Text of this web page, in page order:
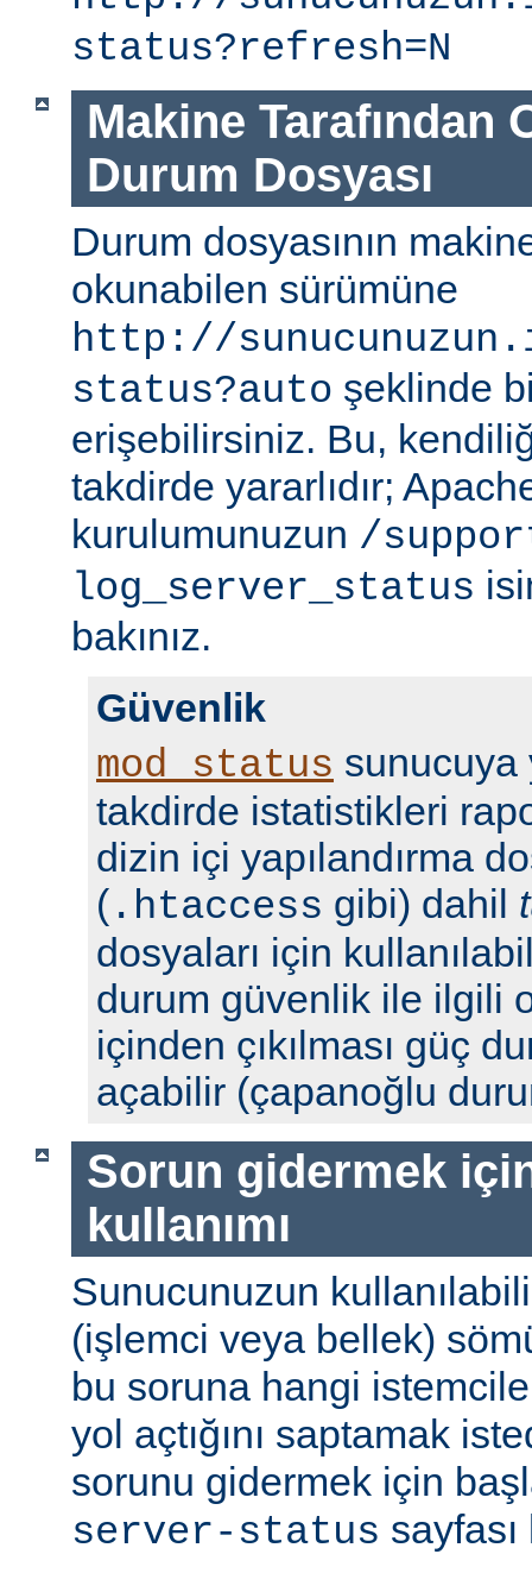
status?refresh=N
Makine Tarafından
Durum Dosyası
Durum dosyasının
okunabilen sürümüne
http://
status?auto şeklinde
erişebilirsiniz. Bu,
takdirde yararlıdır;
kurulumunuzun /
log_server_status
bakınız.
Güvenlik
mod_status sunucuya
takdirde istatistikleri
dizin içi yapılandırma
( .htaccess gibi) dahil
dosyaları için
durum güvenlik ile ilgili
içinden çıkılması güç
açabilir (çapanoğlu
Sorun gidermek
kullanımı
Sunucunuzun
(işlemci veya bellek)
bu soruna hangi
yol açtığını saptamak
sorunu gidermek için
server-status